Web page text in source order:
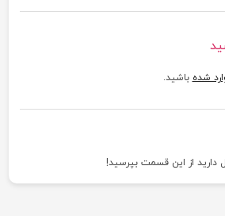
شده باشید.
دارید از این قسمت بپرسید!